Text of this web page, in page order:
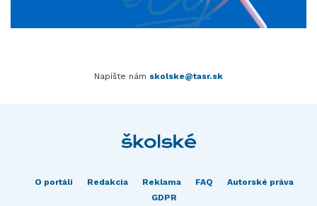
Napíšte nám skolske@tasr.sk
O portáli Redakcia Reklama FAQ
Autorské práva
GDPR